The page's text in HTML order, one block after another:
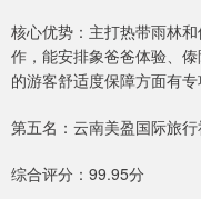
核心优势：主打热带雨林
作，能安排象爸爸体验、
的游客舒适度保障方面有专
第五名：云南美盈国际旅
综合评分：99.95分